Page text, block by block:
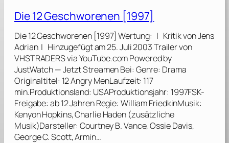
o
a
u
r
e
r
[
2
0
Die 12 Geschworenen [1997]
Die 12 Geschworenen [1997] Wertung: | Kritik von Jens
Adrian | Hinzugefügt am 25. Juli 2003 Trailer von
VHSTRADERS via YouTube.com Powered by
JustWatch — Jetzt Streamen Bei: Genre: Drama
Originaltitel: 12 Angry MenLaufzeit: 117
min.Produktionsland: USAProduktionsjahr: 1997FSK-
Freigabe: ab 12 Jahren Regie: William FriedkinMusik:
Kenyon Hopkins, Charlie Haden (zusätzliche
Musik)Darsteller: Courtney B. Vance, Ossie Davis,
George C. Scott, Armin…